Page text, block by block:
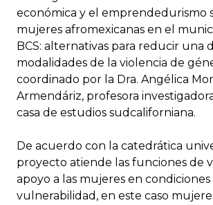
económica y el emprendedurismo
mujeres afromexicanas en el
BCS: alternativas para reducir una
modalidades de la violencia de
coordinado por la Dra. Angélica
Armendáriz, profesora
casa de estudios sudcaliforniana.
De acuerdo con la catedrática
proyecto atiende las funciones de
apoyo a las mujeres en condiciones
vulnerabilidad, en este caso